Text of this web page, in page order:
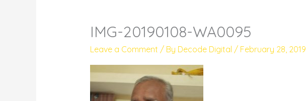
IMG-20190108-WA0095
Leave a Comment / By Decode Digital / February 28, 2019